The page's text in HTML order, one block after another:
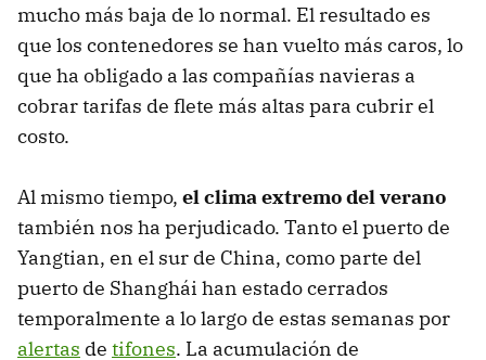
mucho más baja de lo normal. El resultado es
que los contenedores se han vuelto más caros, lo
que ha obligado a las compañías navieras a
cobrar tarifas de flete más altas para cubrir el
costo.
Al mismo tiempo, el clima extremo del verano
también nos ha perjudicado. Tanto el puerto de
Yangtian, en el sur de China, como parte del
puerto de Shanghái han estado cerrados
temporalmente a lo largo de estas semanas por
alertas de tifones. La acumulación de